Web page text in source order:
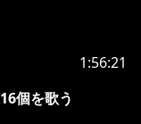
1:56:21
個を歌う